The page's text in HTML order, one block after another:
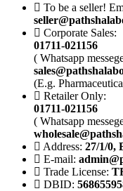
To be a seller!
Corporate Sales:
01711-021156
( Whatsapp
(E.g.
Retailer Only:
01711-021156
( Whatsapp
Address: 27/1/0,
E-mail:
Trade License:
DBID: